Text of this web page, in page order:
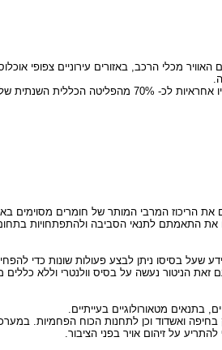
מכלי הרכב, באזורים עירוניים צפופי
הריכוז המרבי המותר של חומרים מסוימים
התאמתם לתנאי הסביבה ולהתפתחויות בתחום
שעל בסיסו ניתן לבצע פעולות שונות כדי
ארצי למדינת ישראל (מנ"א). עם זאת הניטור נעשה על בסיס
מטאורולוגיים בעייתיים.
ואשדוד וכן לתחנות הכוח הפחמיות.
על זיהום אויר בפני הציבור.